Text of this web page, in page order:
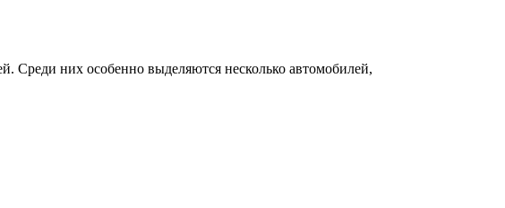
Среди них особенно выделяются несколько автомобилей,